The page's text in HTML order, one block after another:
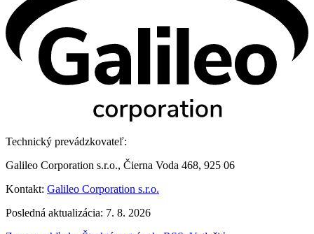
Technický prevádzkovateľ:
Galileo Corporation s.r.o., Čierna Voda 468, 925 06
Kontakt: Galileo Corporation s.r.o.
Posledná aktualizácia: 7. 8. 2026